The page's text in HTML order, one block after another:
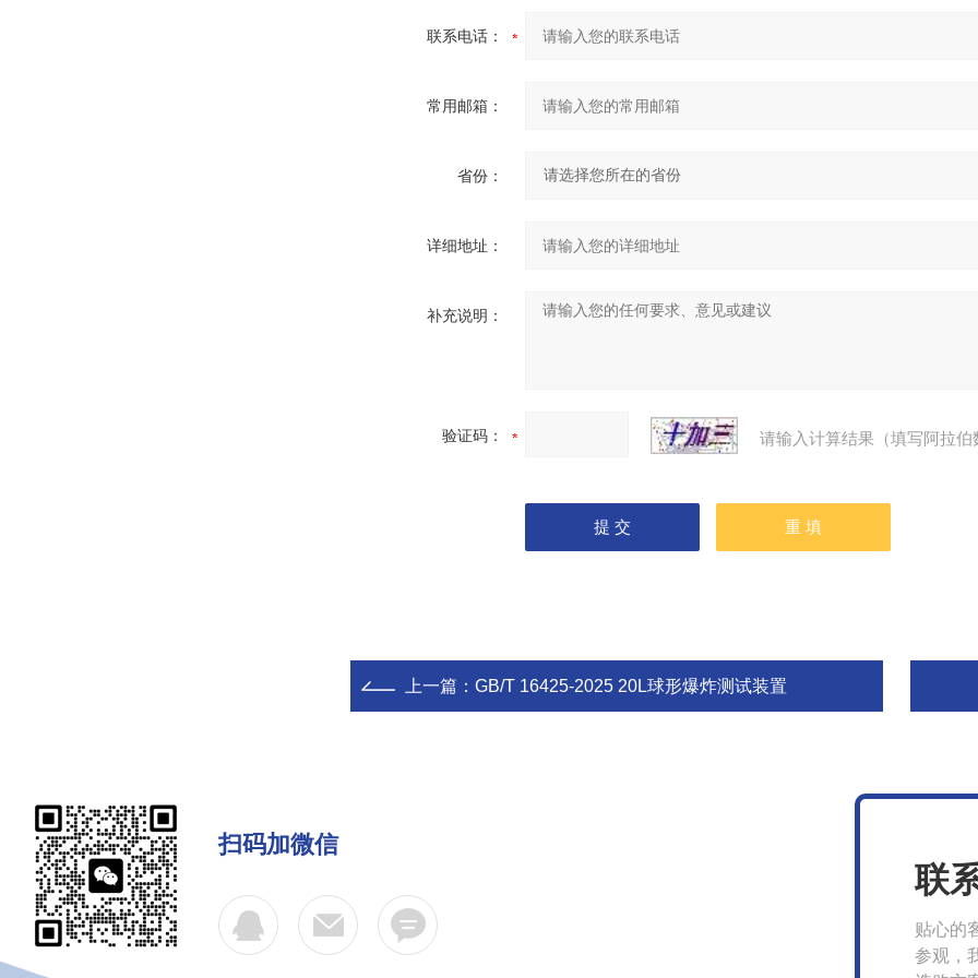
联系电话：
常用邮箱：
省份：
详细地址：
补充说明：
验证码： 请输入计算结果（填写阿拉
上一篇： GB/T 16425-2025 20L球形爆炸测试装置
扫码加微信
联
贴心的
参观，